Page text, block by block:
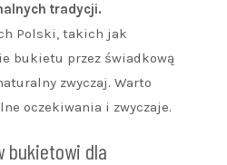
tradycji.
Polski, takich jak
bukietu przez świadkową
zwyczaj. Warto
oczekiwania i zwyczaje.
bukietowi dla